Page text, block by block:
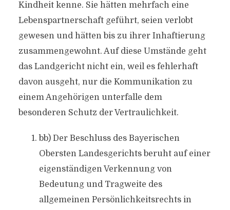
Kindheit kenne. Sie hätten mehrfach eine
Lebenspartnerschaft geführt, seien verlobt
gewesen und hätten bis zu ihrer Inhaftierung
zusammengewohnt. Auf diese Umstände geht
das Landgericht nicht ein, weil es fehlerhaft
davon ausgeht, nur die Kommunikation zu
einem Angehörigen unterfalle dem
besonderen Schutz der Vertraulichkeit.
bb) Der Beschluss des Bayerischen
Obersten Landesgerichts beruht auf einer
eigenständigen Verkennung von
Bedeutung und Tragweite des
allgemeinen Persönlichkeitsrechts in